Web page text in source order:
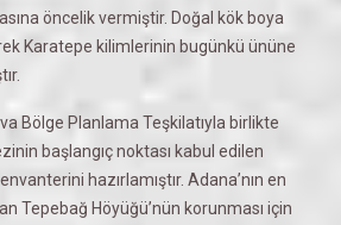
öncelik vermiştir. Doğal kök boya
Karatepe kilimlerinin bugünkü ününe
Bölge Planlama Teşkilatıyla birlikte
başlangıç noktası kabul edilen
hazırlamıştır. Adana’nın en
Tepebağ Höyüğü’nün korunması için